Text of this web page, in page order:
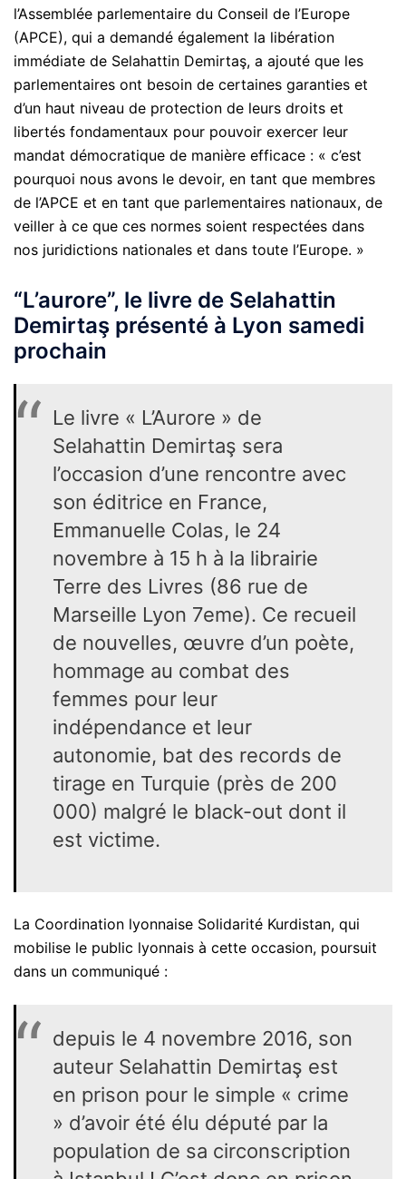
l’Assemblée parlementaire du Conseil de l’Europe
(APCE), qui a demandé également la libération
immédiate de Selahattin Demirtaş, a ajouté que les
parlementaires ont besoin de certaines garanties et
d’un haut niveau de protection de leurs droits et
libertés fondamentaux pour pouvoir exercer leur
mandat démocratique de manière efficace : « c’est
pourquoi nous avons le devoir, en tant que membres
de l’APCE et en tant que parlementaires nationaux, de
veiller à ce que ces normes soient respectées dans
nos juridictions nationales et dans toute l’Europe. »
“L’aurore”, le livre de Selahattin
Demirtaş présenté à Lyon samedi
prochain
Le livre « L’Aurore » de
Selahattin Demirtaş sera
l’occasion d’une rencontre avec
son éditrice en France,
Emmanuelle Colas, le 24
novembre à 15 h à la librairie
Terre des Livres (86 rue de
Marseille Lyon 7eme). Ce recueil
de nouvelles, œuvre d’un poète,
hommage au combat des
femmes pour leur
indépendance et leur
autonomie, bat des records de
tirage en Turquie (près de 200
000) malgré le black-out dont il
est victime.
La Coordination lyonnaise Solidarité Kurdistan, qui
mobilise le public lyonnais à cette occasion, poursuit
dans un communiqué :
depuis le 4 novembre 2016, son
auteur Selahattin Demirtaş est
en prison pour le simple « crime
» d’avoir été élu député par la
population de sa circonscription